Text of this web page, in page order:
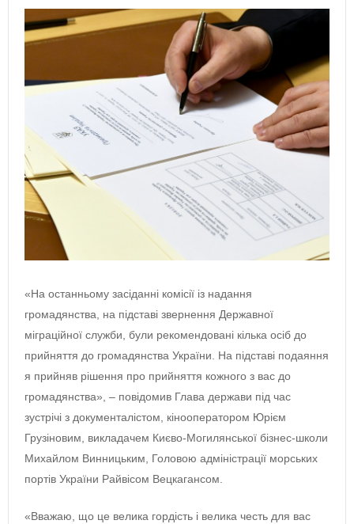
«На останньому засіданні комісії із надання
громадянства, на підставі звернення Державної
міграційної служби, були рекомендовані кілька осіб до
прийняття до громадянства України. На підставі подаяння
я прийняв рішення про прийняття кожного з вас до
громадянства», – повідомив Глава держави під час
зустрічі з документалістом, кінооператором Юрієм
Грузіновим, викладачем Києво-Могилянської бізнес-школи
Михайлом Винницьким, Головою адміністрації морських
портів України Райвісом Вецкагансом.
«Вважаю, що це велика гордість і велика честь для вас